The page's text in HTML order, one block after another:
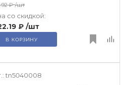
₽ /шт
со скидкой:
₽ /шт
В КОРЗИНУ
tn5040008